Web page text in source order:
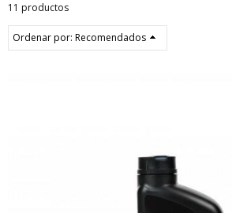
11 productos
Ordenar por: Recomendados